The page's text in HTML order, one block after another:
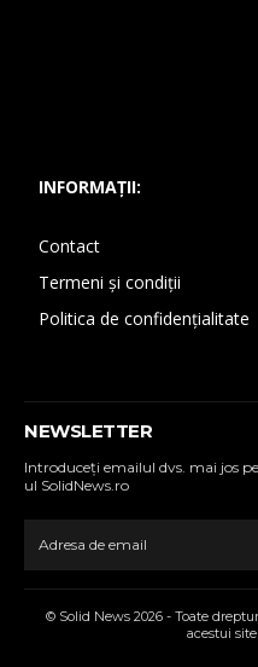
INFORMAȚII:
Contact
Termeni și condiții
Politica de confidențialitate
NEWSLETTER
Introduceţi emailul dvs. mai jos
ul SolidNews.ro
© Solid News 2026 - Toate
acestui